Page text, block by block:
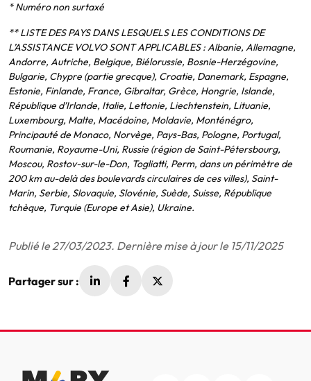
* Numéro non surtaxé
** LISTE DES PAYS DANS LESQUELS LES CONDITIONS DE
L’ASSISTANCE VOLVO SONT APPLICABLES : Albanie, Allemagne,
Andorre, Autriche, Belgique, Biélorussie, Bosnie-Herzégovine,
Bulgarie, Chypre (partie grecque), Croatie, Danemark, Espagne,
Estonie, Finlande, France, Gibraltar, Grèce, Hongrie, Islande,
République d’Irlande, Italie, Lettonie, Liechtenstein, Lituanie,
Luxembourg, Malte, Macédoine, Moldavie, Monténégro,
Principauté de Monaco, Norvège, Pays-Bas, Pologne, Portugal,
Roumanie, Royaume-Uni, Russie (région de Saint-Pétersbourg,
Moscou, Rostov-sur-le-Don, Togliatti, Perm, dans un périmètre de
200 km au-delà des boulevards circulaires de ces villes), Saint-
Marin, Serbie, Slovaquie, Slovénie, Suède, Suisse, République
tchèque, Turquie (Europe et Asie), Ukraine.
Publié le 27/03/2023. Dernière mise à jour le 15/11/2025
Partager sur :